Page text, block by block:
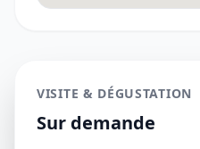
VISITE & DÉGUSTATION
Sur demande